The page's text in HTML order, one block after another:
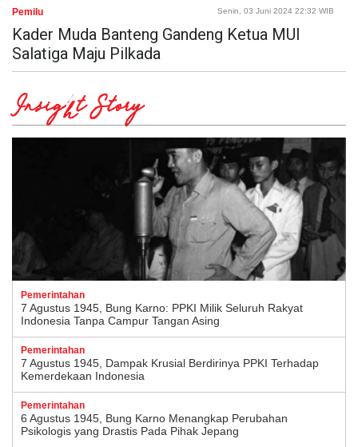
Pemilu Senin, 03 Juni 2024 22:32 WIB
Kader Muda Banteng Gandeng Ketua MUI
Salatiga Maju Pilkada
Insight Story
Pemerintahan
7 Agustus 1945, Bung Karno: PPKI Milik Seluruh Rakyat
Indonesia Tanpa Campur Tangan Asing
Pemerintahan
7 Agustus 1945, Dampak Krusial Berdirinya PPKI Terhadap
Kemerdekaan Indonesia
Pemerintahan
6 Agustus 1945, Bung Karno Menangkap Perubahan
Psikologis yang Drastis Pada Pihak Jepang